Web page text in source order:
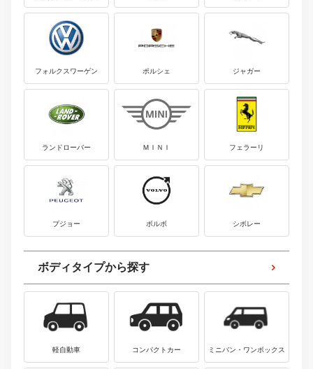
フォルクスワーゲン ポルシェ ジャガー
ランドローバー ＭＩＮＩ フェラーリ
プジョー ボルボ シボレー
ボディタイプから探す
軽自動車 コンパクトカー ミニバン・ワンボックス